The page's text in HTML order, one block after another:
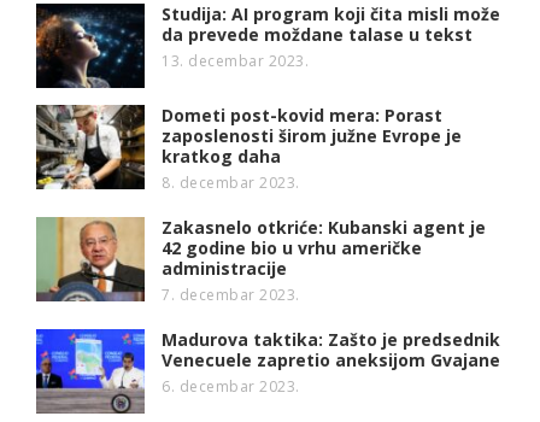
Studija: AI program koji čita misli može
da prevede moždane talase u tekst
13. decembar 2023.
Dometi post-kovid mera: Porast
zaposlenosti širom južne Evrope je
kratkog daha
8. decembar 2023.
Zakasnelo otkriće: Kubanski agent je
42 godine bio u vrhu američke
administracije
7. decembar 2023.
Madurova taktika: Zašto je predsednik
Venecuele zapretio aneksijom Gvajane
6. decembar 2023.